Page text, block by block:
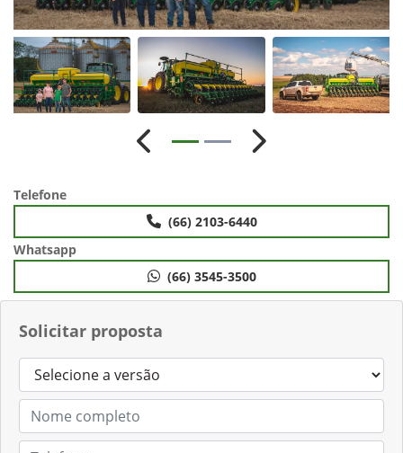
Solicitar proposta
Anterior Próximo
Telefone
(66) 2103-6440
Whatsapp
(66) 3545-3500